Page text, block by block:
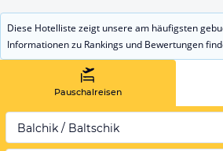
Diese Hotelliste zeigt unsere am häufigsten
Informationen zu Rankings und Bewertungen
Pauschalreisen
Balchik / Baltschik